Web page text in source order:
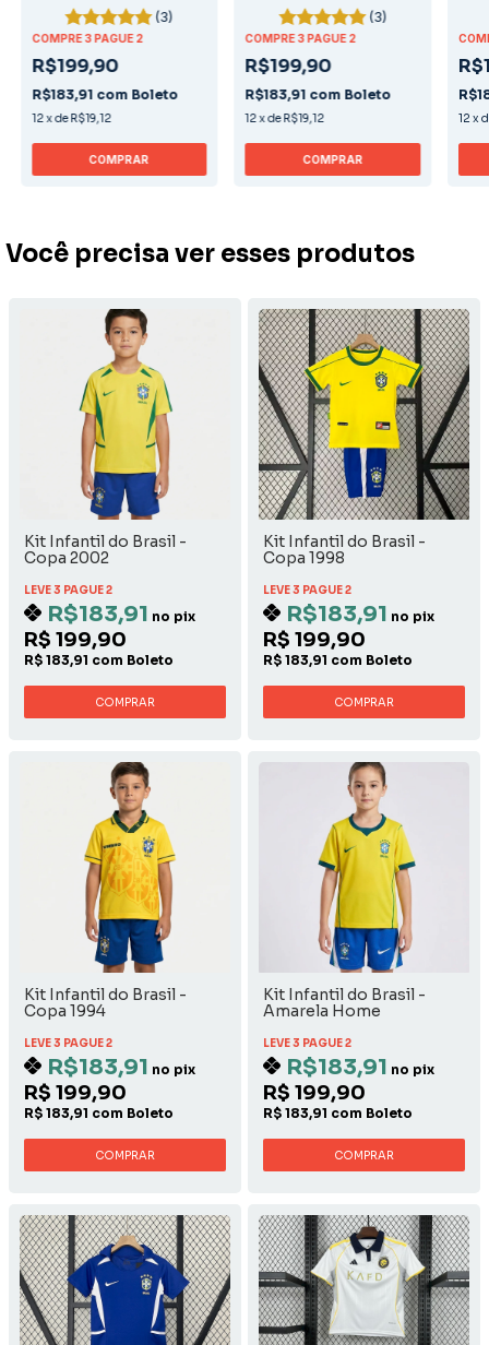
(3)
COMPRE 3 PAGUE 2
R$199,90
R$183,91 com Boleto
12xde R$19,12
COMPRAR
(3)
COMPRE 3 PAGUE 2
R$199,90
R$183,91 com Boleto
12xde R$19,12
COMPRAR
12 x
Você precisa ver esses produtos
Kit Infantil do Brasil -
Copa 2002
LEVE 3 PAGUE 2
R$183,91 no pix
R$ 199,90
R$ 183,91 com Boleto
COMPRAR
Kit Infantil do Brasil -
Copa 1998
LEVE 3 PAGUE 2
R$183,91 no pix
R$ 199,90
R$ 183,91 com Boleto
COMPRAR
Kit Infantil do Brasil -
Copa 1994
LEVE 3 PAGUE 2
R$183,91 no pix
R$ 199,90
R$ 183,91 com Boleto
COMPRAR
Kit Infantil do Brasil -
Amarela Home
LEVE 3 PAGUE 2
R$183,91 no pix
R$ 199,90
R$ 183,91 com Boleto
COMPRAR